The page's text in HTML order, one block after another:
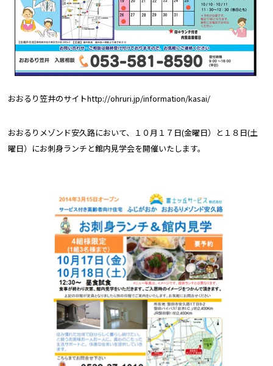
おおるり笠井のサイトhttp://ohruri.jp/information/kasai/
おおるりメゾンド安久路において、１０月１７日(金曜日）と１８日(土
曜日）にお刺身ランチと館内見学会を開催いたします。